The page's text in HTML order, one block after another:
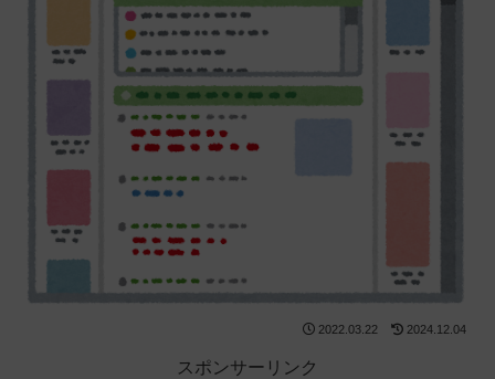
2022.03.22 2024.12.04
スポンサーリンク